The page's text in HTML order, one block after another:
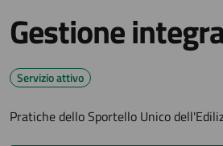
Gestione
Servizio attivo
Pratiche dello Sportello Unico